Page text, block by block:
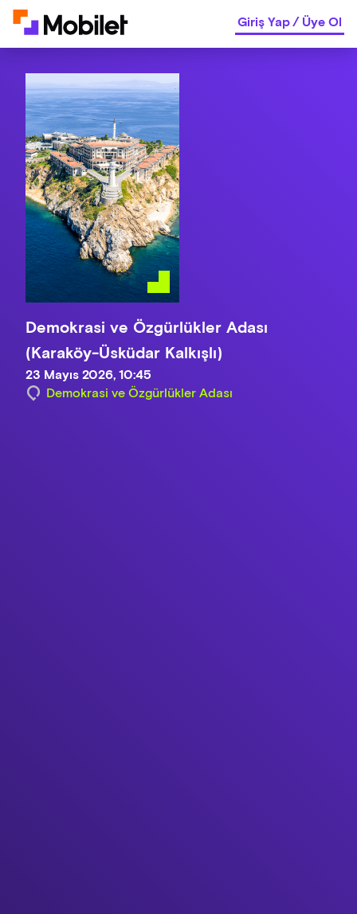
Giriş Yap/Üye Ol
Demokrasi ve Özgürlükler Adası
(Karaköy-Üsküdar Kalkışlı)
23 Mayıs 2026, 10:45
Demokrasi ve Özgürlükler Adası